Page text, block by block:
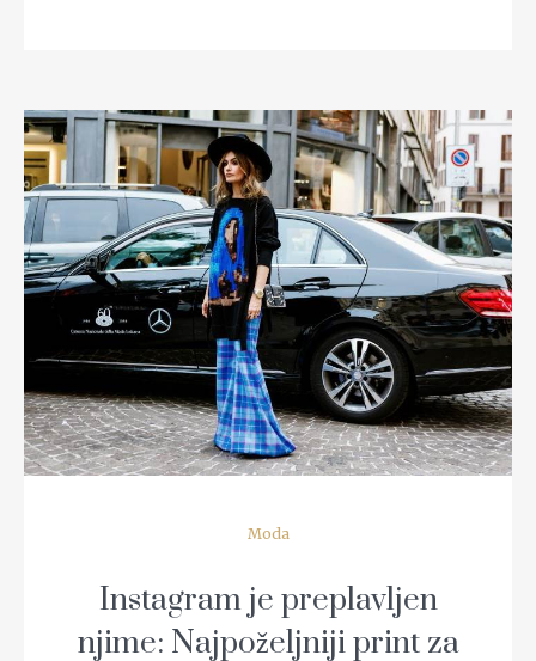
READ MORE
Moda
Instagram je preplavljen
njime: Najpoželjniji print za